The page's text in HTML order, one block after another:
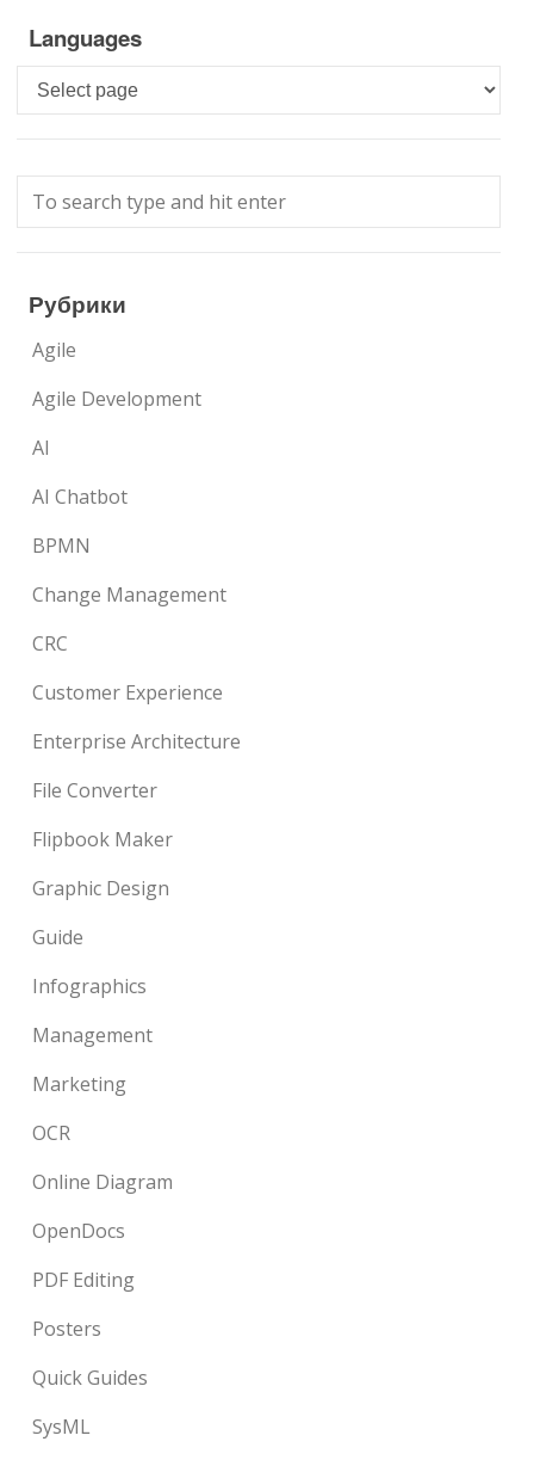
Languages
Languages
Рубрики
Agile
Agile Development
AI
AI Chatbot
BPMN
Change Management
CRC
Customer Experience
Enterprise Architecture
File Converter
Flipbook Maker
Graphic Design
Guide
Infographics
Management
Marketing
OCR
Online Diagram
OpenDocs
PDF Editing
Posters
Quick Guides
SysML